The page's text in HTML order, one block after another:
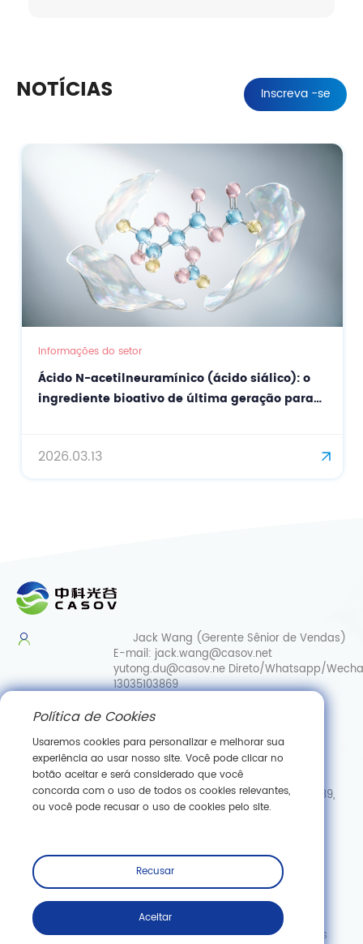
NOTÍCIAS Inscreva -se
Informações do setor
Ácido N-acetilneuramínico (ácido siálico): o
ingrediente bioativo de última geração para
2026.03.13
Jack Wang (Gerente Sênior de Vendas)
E-mail: jack.wang@casov.net
yutong.du@casov.ne Direto/Whatsapp/
13035103869
Serviços e sugestões
Direct/Whatsapp/Wechat: 0086-
15307143249
Hub de Inovação em Biologia Sintética de Wuhan, N.º 89,
Rua Gaokeyuan 3.ª, Zona de Desenvolvimento de Nova
Inscreva -se
Copyright © Wuhan Casov Green Biotech Co., Ltd. Todos os
Política de Cookies
Usaremos cookies para personalizar e melhorar sua
experiência ao usar nosso site. Você pode clicar no
botão aceitar e será considerado que você
concorda com o uso de todos os cookies relevantes,
ou você pode recusar o uso de cookies pelo site.
Recusar
Aceitar